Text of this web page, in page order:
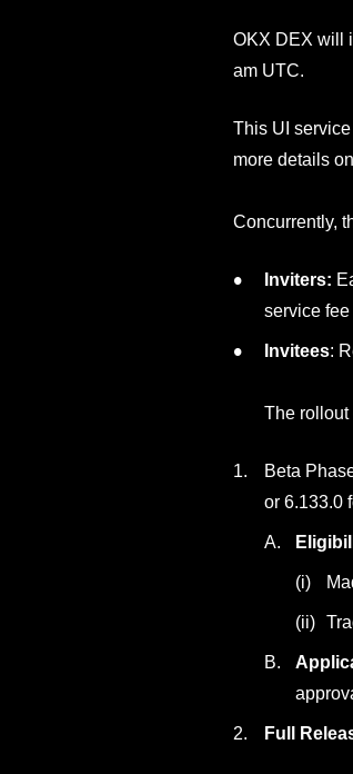
OKX DEX will
am UTC.
This UI
more details
Concurrently,
Inviters:
service
Invitees:
The rollout
Beta
or 6.133.0
Full